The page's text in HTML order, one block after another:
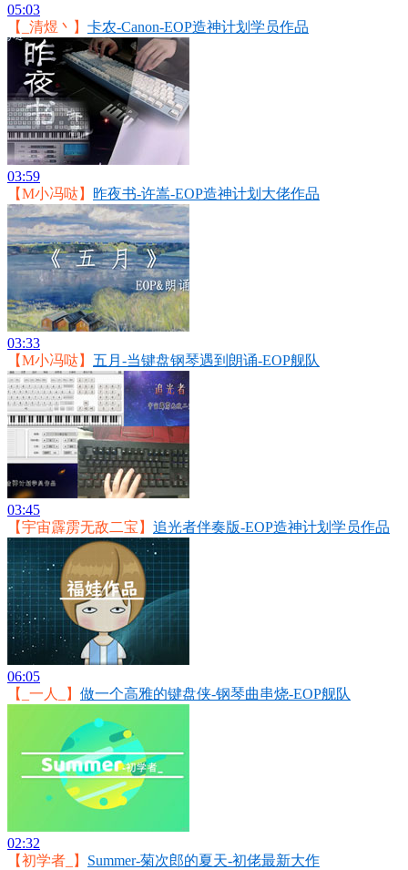
05:03
【_清煜丶】 卡农-Canon-EOP造神计划学员作品
03:59
【M小冯哒】 昨夜书-许嵩-EOP造神计划大佬作品
03:33
【M小冯哒】 五月-当键盘钢琴遇到朗诵-EOP舰队
03:45
【宇宙霹雳无敌二宝】 追光者伴奏版-EOP造神计划学员作品
06:05
【_一人_】 做一个高雅的键盘侠-钢琴曲串烧-EOP舰队
02:32
【初学者_】 Summer-菊次郎的夏天-初佬最新大作